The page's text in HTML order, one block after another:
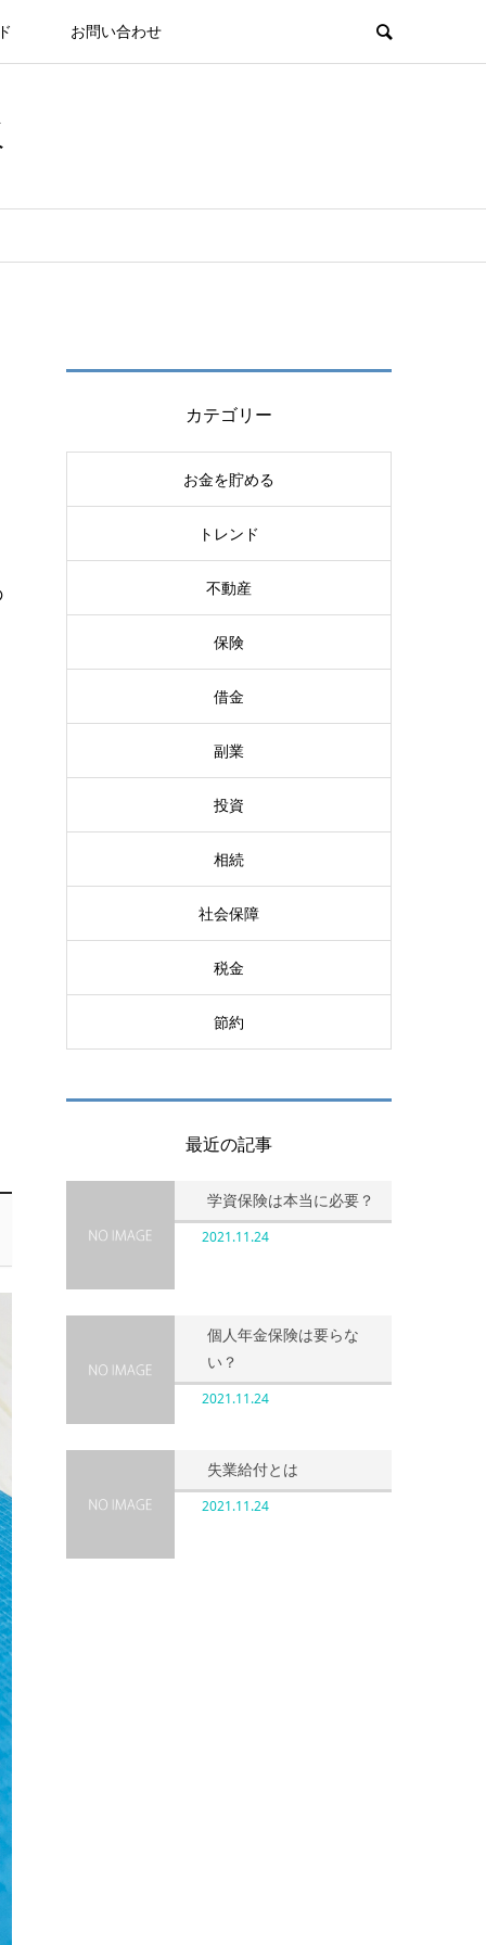
お問い合わせ
カテゴリー
お金を貯める
トレンド
不動産
保険
借金
副業
投資
相続
社会保障
税金
節約
最近の記事
学資保険は本当に必要？
2021.11.24
個人年金保険は要らな
い？
2021.11.24
失業給付とは
2021.11.24